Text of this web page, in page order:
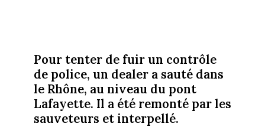
Pour tenter de fuir un contrôle
de police, un dealer a sauté dans
le Rhône, au niveau du pont
Lafayette. Il a été remonté par les
sauveteurs et interpellé.